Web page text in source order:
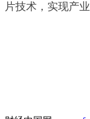
片技术，实现产